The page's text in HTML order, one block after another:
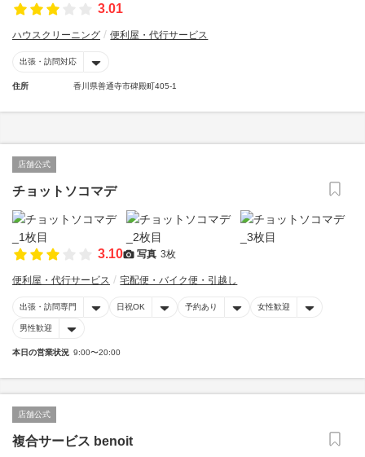
3.01
ハウスクリーニング 便利屋・代行サービス
出張・訪問対応
住所 香川県善通寺市碑殿町405-1
店舗公式
チョットソコマデ
3.10 写真 3枚
便利屋・代行サービス 宅配便・バイク便・引越し
出張・訪問専門 日祝OK 予約あり 女性歓迎
男性歓迎
本日の営業状況 9:00〜20:00
店舗公式
複合サービス benoit